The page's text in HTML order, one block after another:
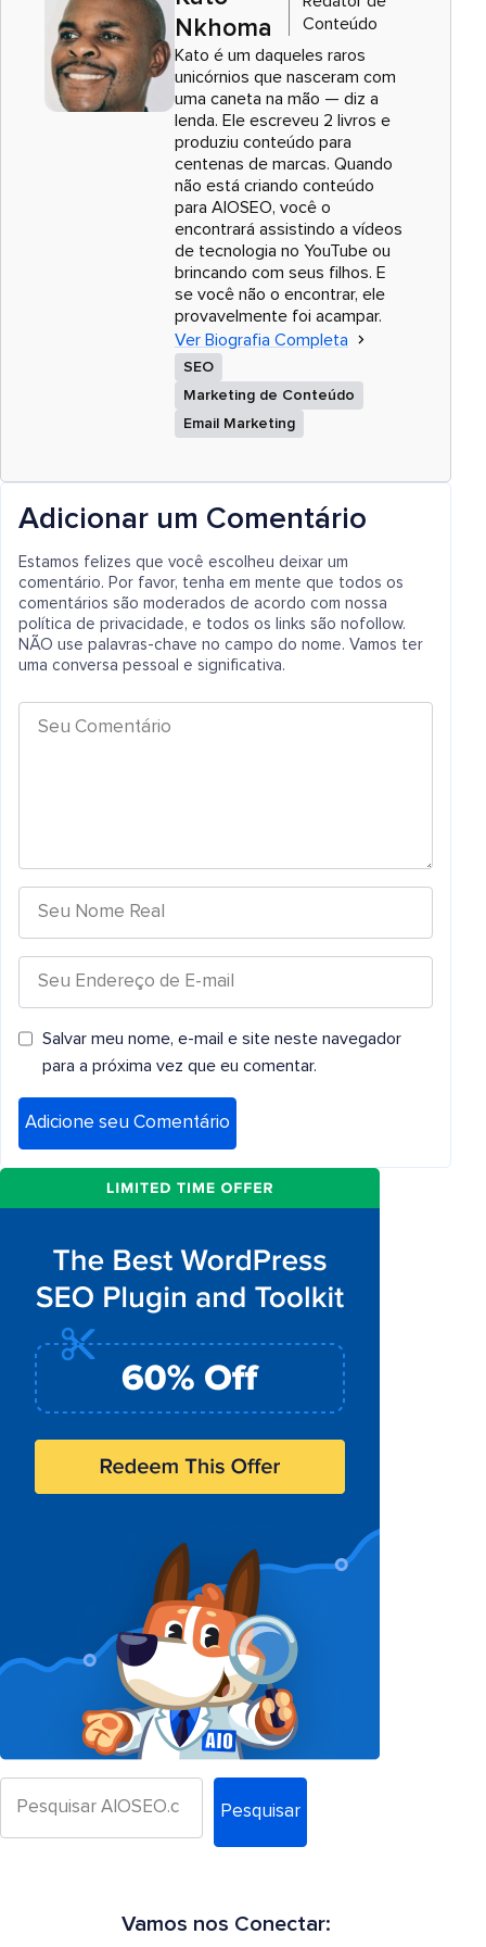
Nkhoma
Conteúdo
Kato é um daqueles raros
unicórnios que nasceram com
uma caneta na mão — diz a
lenda. Ele escreveu 2 livros e
produziu conteúdo para
centenas de marcas. Quando
não está criando conteúdo
para AIOSEO, você o
encontrará assistindo a vídeos
de tecnologia no YouTube ou
brincando com seus filhos. E
se você não o encontrar, ele
provavelmente foi acampar.
Ver Biografia Completa
SEO
Marketing de Conteúdo
Email Marketing
Adicionar um Comentário
Estamos felizes que você escolheu deixar um
comentário. Por favor, tenha em mente que todos os
comentários são moderados de acordo com nossa
política de privacidade, e todos os links são nofollow.
NÃO use palavras-chave no campo do nome. Vamos ter
uma conversa pessoal e significativa.
Salvar meu nome, e-mail e site neste navegador
para a próxima vez que eu comentar.
Pesquisar
Vamos nos Conectar: